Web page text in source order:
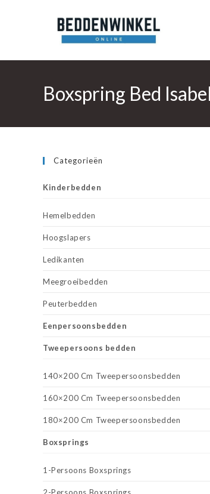
Boxspring Bed
Categorieën
Kinderbedden
Hemelbedden
Hoogslapers
Ledikanten
Meegroeibedden
Peuterbedden
Eenpersoonsbedden
Tweepersoons bedden
140×200 Cm Tweepersoonsbedden
160×200 Cm Tweepersoonsbedden
180×200 Cm Tweepersoonsbedden
Boxsprings
1-Persoons Boxsprings